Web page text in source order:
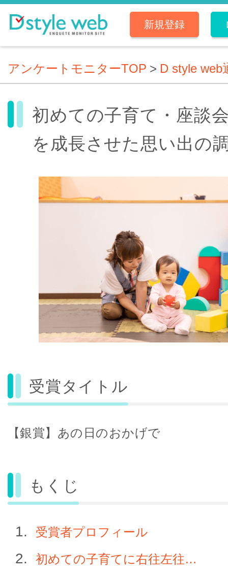
新規登録
アンケートモニターTOP > D style web
初めての子育て・座談
を成長させた思い出の
受賞タイトル
【銀賞】あの日のおかげで
もくじ
受賞者プロフィール
初めての子育てに右往左往…